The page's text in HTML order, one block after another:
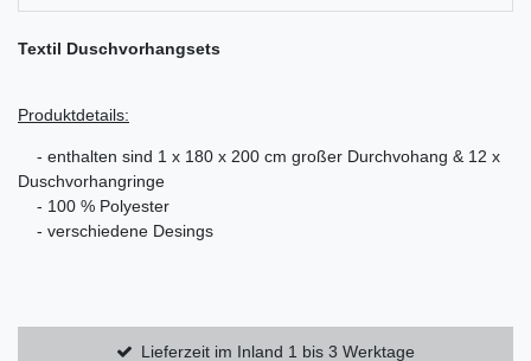
Textil Duschvorhangsets
Produktdetails:
- enthalten sind 1 x 180 x 200 cm großer Durchvohang & 12 x
Duschvorhangringe
- 100 % Polyester
- verschiedene Desings
Lieferzeit im Inland 1 bis 3 Werktage